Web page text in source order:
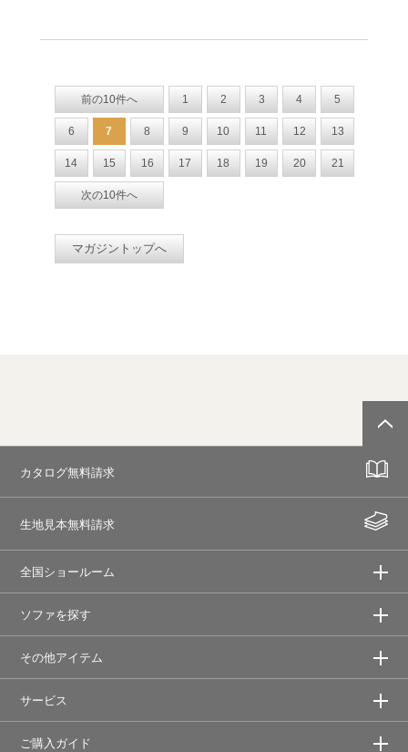
前の10件へ 1 2 3 4 5
6 7 8 9 10 11 12 13
14 15 16 17 18 19 20 21
次の10件へ
マガジントップへ
カタログ無料請求
生地見本無料請求
全国ショールーム
ソファを探す
その他アイテム
サービス
ご購入ガイド